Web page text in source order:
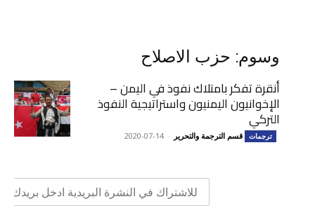
وسوم: حزب الاصلاح
أنقرة تفكر بامتلاك نفوذ في اليمن –
الإخوانيون اليمنيون واستراتيجية النفوذ
التركي
ترجمات قسم الترجمة والتحرير -
2020-07-14